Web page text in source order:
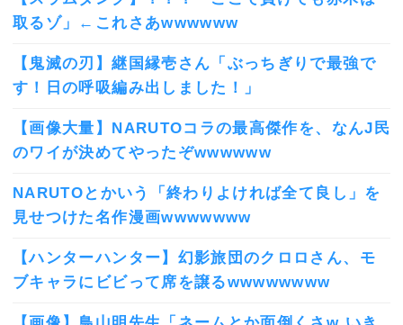
取るゾ」←これさあwwwwww
【鬼滅の刃】継国縁壱さん「ぶっちぎりで最強で
す！日の呼吸編み出しました！」
【画像大量】NARUTOコラの最高傑作を、なんJ民
のワイが決めてやったぞwwwwww
NARUTOとかいう「終わりよければ全て良し」を
見せつけた名作漫画wwwwwww
【ハンターハンター】幻影旅団のクロロさん、モ
ブキャラにビビって席を譲るwwwwwwww